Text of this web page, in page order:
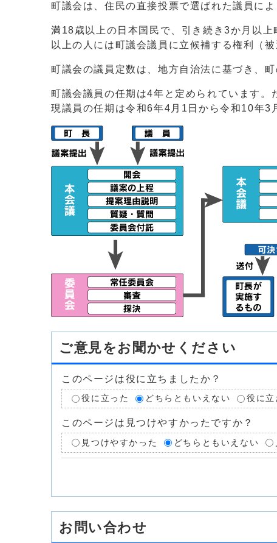
町議会は、住民の直接投票で選ばれた議員によ
満18歳以上の日本国民で、引き続き3か月以
以上の人には町議会議員に立候補する権利（被
町議会の議員定数は、地方自治法に基づき、
町議会議員の任期は4年と定められています。
現議員の任期は令和6年4月1日から令和10年3
ご意見をお聞かせください
このページは役に立ちましたか？
役に立った どちらともいえない 役に立
このページは見つけやすかったですか？
見つけやすかった どちらともいえない
お問い合わせ